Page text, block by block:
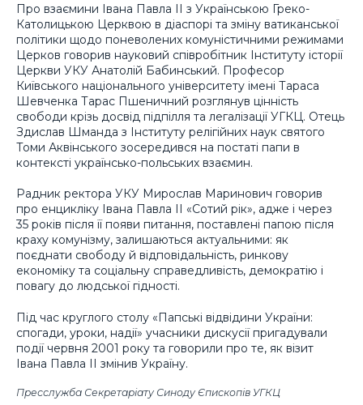
Про взаємини Івана Павла ІІ з Українською Греко-
Католицькою Церквою в діаспорі та зміну ватиканської
політики щодо поневолених комуністичними режимами
Церков говорив науковий співробітник Інституту історії
Церкви УКУ Анатолій Бабинський. Професор
Київського національного університету імені Тараса
Шевченка Тарас Пшеничний розглянув цінність
свободи крізь досвід підпілля та легалізації УГКЦ. Отець
Здислав Шманда з Інституту релігійних наук святого
Томи Аквінського зосередився на постаті папи в
контексті українсько-польських взаємин.
Радник ректора УКУ Мирослав Маринович говорив
про енцикліку Івана Павла ІІ «Сотий рік», адже і через
35 років після її появи питання, поставлені папою після
краху комунізму, залишаються актуальними: як
поєднати свободу й відповідальність, ринкову
економіку та соціальну справедливість, демократію і
повагу до людської гідності.
Під час круглого столу «Папські відвідини України:
спогади, уроки, надії» учасники дискусії пригадували
події червня 2001 року та говорили про те, як візит
Івана Павла ІІ змінив Україну.
Пресслужба Секретаріату Синоду Єпископів УГКЦ